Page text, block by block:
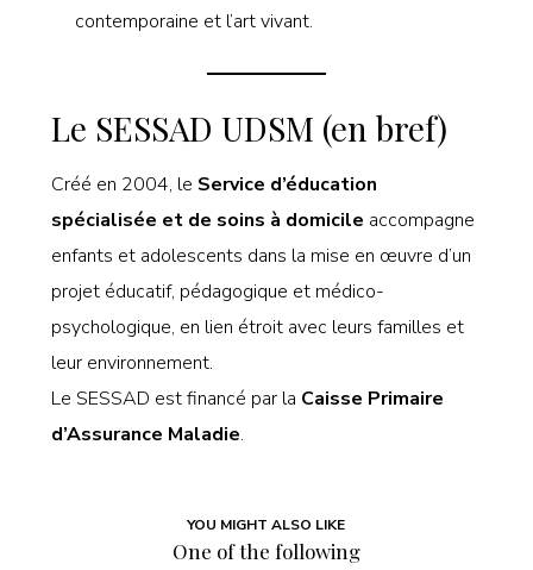
contemporaine et l’art vivant.
Le SESSAD UDSM (en bref)
Créé en 2004, le Service d’éducation
spécialisée et de soins à domicile accompagne
enfants et adolescents dans la mise en œuvre d’un
projet éducatif, pédagogique et médico-
psychologique, en lien étroit avec leurs familles et
leur environnement.
Le SESSAD est financé par la Caisse Primaire
d’Assurance Maladie.
YOU MIGHT ALSO LIKE
One of the following